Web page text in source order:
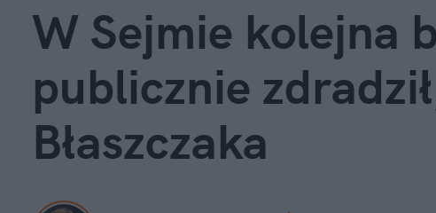
W Sejmie kolejna
publicznie
Błaszczaka